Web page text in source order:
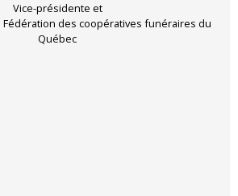
Vice-présidente et
Fédération des coopératives funéraires du
Québec